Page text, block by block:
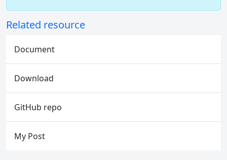
Related resource
Document
Download
GitHub repo
My Post